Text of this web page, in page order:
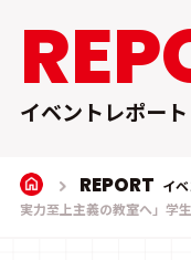
EVENT
REPORT
イベントレポート
REPORT イ
実力至上主義の教室